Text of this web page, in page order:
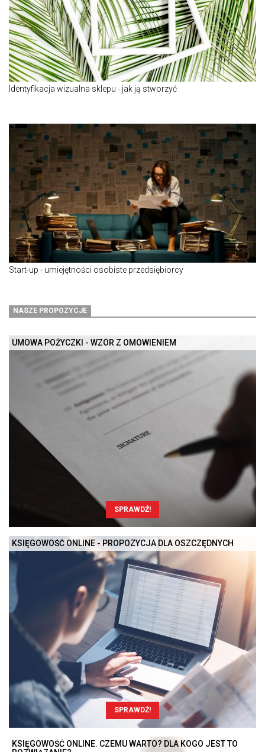
Identyfikacja wizualna sklepu - jak ją stworzyć
Start-up - umiejętności osobiste przedsiębiorcy
NASZE PROPOZYCJE
UMOWA POŻYCZKI - WZÓR Z OMÓWIENIEM
SPRAWDŹ!
KSIĘGOWOŚĆ ONLINE - PROPOZYCJA DLA OSZCZĘDNYCH
SPRAWDŹ!
KSIĘGOWOŚĆ ONLINE. CZEMU WARTO? DLA KOGO JEST TO